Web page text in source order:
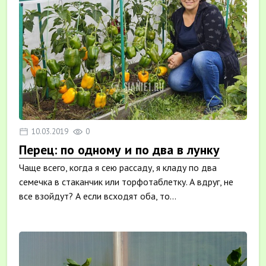
10.03.2019 0
Перец: по одному и по два в лунку
Чаще всего, когда я сею рассаду, я кладу по два
семечка в стаканчик или торфотаблетку. А вдруг, не
все взойдут? А если всходят оба, то...